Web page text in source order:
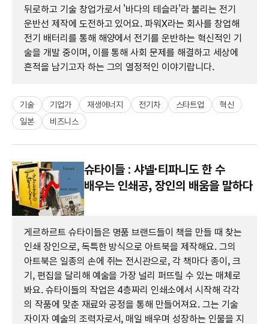
뒤로하고 기술 창업가로서 '바다의 테슬라'라 불리는 전기
운반선 제작에 도전하고 있어요. 파워X라는 회사를 창업해
전기 배터리를 통해 해양에서 전기를 운반하는 혁신적인 기
술을 개발 중이며, 이를 통해 사회 문제를 해결하고 세상에
흔적을 남기고자 하는 그의 열정적인 이야기랍니다.
기술 기업가 재생에너지 전기차 스타트업
혁신
일본
비즈니스
슈타이들 : 샤넬·티파니도 한 수
배우는 인쇄공, 장인의 배움을 말하다
게르하르트 슈타이들은 명품 브랜드들이 책을 만들 때 찾는
인쇄 장인으로, 독특한 방식으로 아트북을 제작해요. 그의
아트북은 일종의 손에 쥐는 전시관으로, 각 책마다 종이, 크
기, 편집을 달리해 예술을 가장 널리 퍼뜨릴 수 있는 매체로
봐요. 슈타이들의 작업은 4층짜리 인쇄소에서 시작해 각각
의 작품에 맞춘 재료와 공정을 통해 만들어져요. 그는 기술
자이자 예술의 조력자로서, 매일 배우며 성장하는 인물을 지